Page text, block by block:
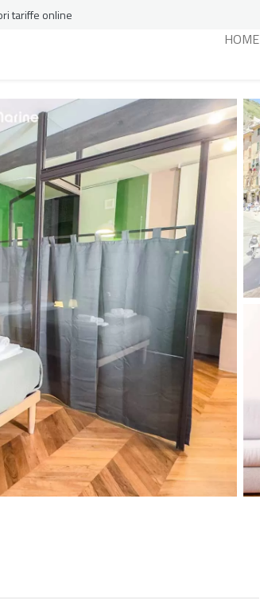
HOME
tariffe online